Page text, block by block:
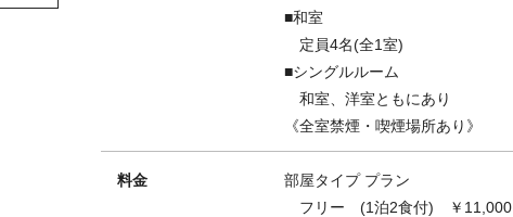
■和室
定員4名(全1室)
■シングルルーム
和室、洋室ともにあり
《全室禁煙・喫煙場所あり》
料金
部屋タイプ プラン
フリー (1泊2食付) ￥11,000